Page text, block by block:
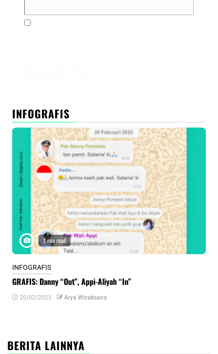
INFOGRAFIS
1 min read
INFOGRAFIS
GRAFIS: Danny “Out”, Appi-Aliyah “In”
20/02/2025 Arya Wicaksana
BERITA LAINNYA